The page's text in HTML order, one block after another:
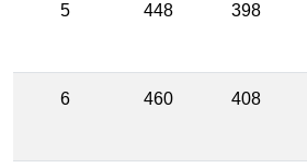
5 448 398
6 460 408